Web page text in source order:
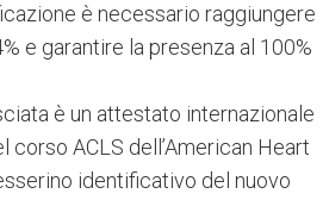
è necessario raggiungere
e garantire la presenza al 100%
è un attestato internazionale
ACLS dell’American Heart
identificativo del nuovo